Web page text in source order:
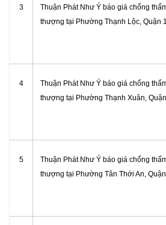
3
Thuận Phát Như Ý báo giá chống
thượng tại Phường Thạnh Lộc, Quận
4
Thuận Phát Như Ý báo giá chống
thượng tại Phường Thạnh Xuân,
5
Thuận Phát Như Ý báo giá chống
thượng tại Phường Tân Thới An,